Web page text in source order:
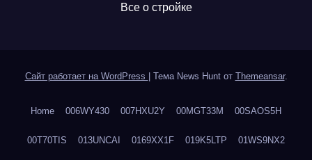
Все о стройке
Сайт работает на WordPress Тема News Hunt от Themeansar.
Home 006WY430 007HXU2Y 00MGT33M 00SAOS5H
00T70TIS 013UNCAI 0169XX1F 019K5LTP 01WS9NX2